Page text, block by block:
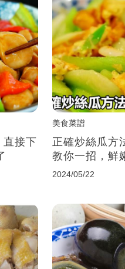
直接下
美食菜譜
正確炒絲瓜方
教你一招，鮮
2024/05/22